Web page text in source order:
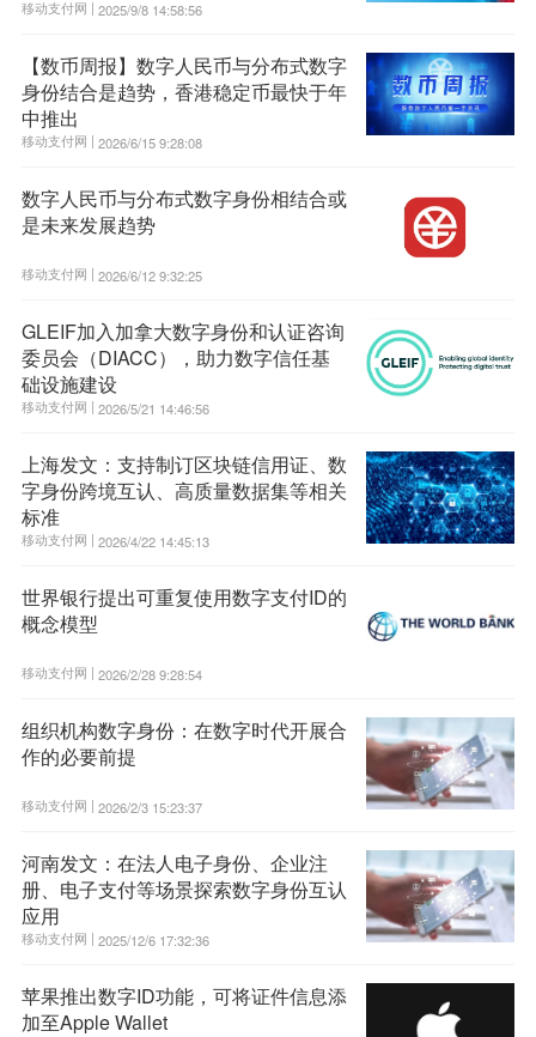
移动支付网 | 2025/9/8 14:58:56
【数币周报】数字人民币与分布式数字
身份结合是趋势，香港稳定币最快于年
中推出
移动支付网 | 2026/6/15 9:28:08
数字人民币与分布式数字身份相结合或
是未来发展趋势
移动支付网 | 2026/6/12 9:32:25
GLEIF加入加拿大数字身份和认证咨询
委员会（DIACC），助力数字信任基
础设施建设
移动支付网 | 2026/5/21 14:46:56
上海发文：支持制订区块链信用证、数
字身份跨境互认、高质量数据集等相关
标准
移动支付网 | 2026/4/22 14:45:13
世界银行提出可重复使用数字支付ID的
概念模型
移动支付网 | 2026/2/28 9:28:54
组织机构数字身份：在数字时代开展合
作的必要前提
移动支付网 | 2026/2/3 15:23:37
河南发文：在法人电子身份、企业注
册、电子支付等场景探索数字身份互认
应用
移动支付网 | 2025/12/6 17:32:36
苹果推出数字ID功能，可将证件信息添
加至Apple Wallet